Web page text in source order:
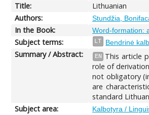
Title:
Lithuanian
Authors:
Stundžia,
In the Book: Word-formation:
Subject terms:
LT Bendrinė
Summary / Abstract: EN
This article
role of
not obligatory
are
standard
Subject area:
Kalbotyra /